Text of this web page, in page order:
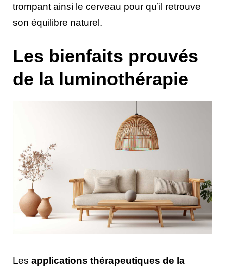
trompant ainsi le cerveau pour qu’il retrouve
son équilibre naturel.
Les bienfaits prouvés
de la luminothérapie
Les applications thérapeutiques de la